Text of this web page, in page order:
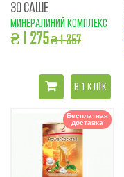
30 САШЕ
минералиний комплекс
₴ 1 275₴ 1 357
В 1 КЛІК
Бесплатная
доставка